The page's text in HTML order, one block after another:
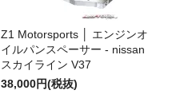
Z1 Motorsports │ エンジンオ
イルパンスペーサー - nissan
スカイライン V37
38,000円(税抜)